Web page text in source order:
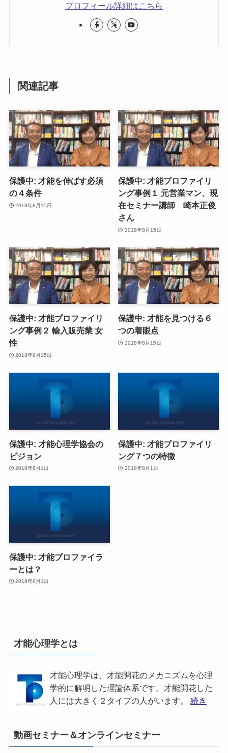
プロフィール詳細はこちら
関連記事
保護中: 才能を伸ばす必須
の４条件
2018年8月15日
保護中: 才能プロファイリ
ング事例１ 元営業マン、現
在セミナー講師 崎本正俊
さん
2018年8月15日
保護中: 才能プロファイリ
ング事例２ 輸入販売業 女
性
2018年8月15日
保護中: 才能を見つける６
つの着眼点
2018年8月15日
保護中: 才能心理学協会の
ビジョン
2018年8月1日
保護中: 才能プロファイリ
ング７つの特徴
2018年8月1日
保護中: 才能プロファイラ
ーとは？
2018年8月1日
才能心理学とは
才能心理学は、才能開花のメカニズムを心理
学的に解明した理論体系です。才能開花した
人には大きく２タイプの人がいます。 続き
動画セミナー＆オンラインセミナー